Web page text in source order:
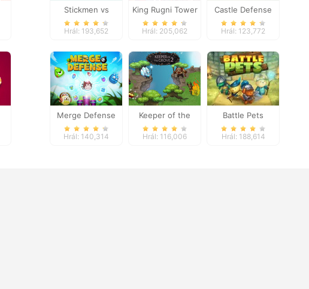
Stickmen vs
Zombies
Hrál: 193,652
King Rugni Tower
Defense
Hrál: 205,062
Castle Defense
Hrál: 123,772
Merge Defense
Hrál: 140,314
Keeper of the
Grove 2
Hrál: 116,006
Battle Pets
Hrál: 188,614